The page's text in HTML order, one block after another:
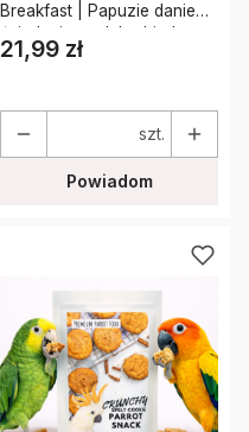
Breakfast | Papuzie danie
śniadaniowe, lub obiadowe
| Pokarm dla papug na
Cena
21,99 zł
szt.
Powiadom